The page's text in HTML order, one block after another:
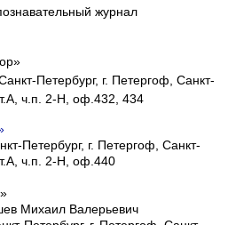
журнал
Петербург, г. Петергоф, Санкт-
ч.п. 2-Н, оф.432, 434
Петербург, г. Петергоф, Санкт-
ч.п. 2-Н, оф.440
Михаил Валерьевич